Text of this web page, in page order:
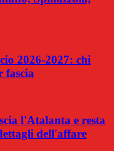
2026-2027: chi
fascia
l'Atalanta e resta
dell'affare